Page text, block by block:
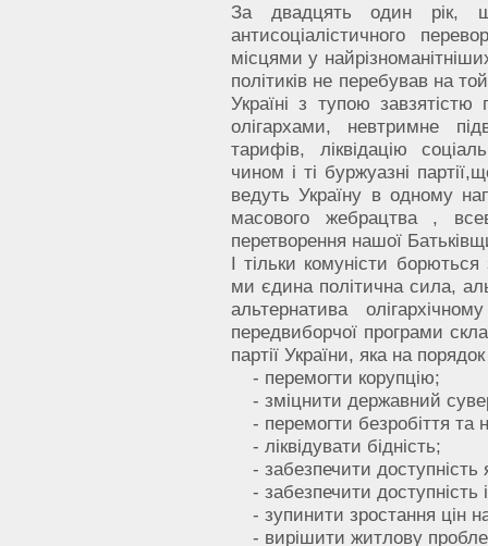
За двадцять один рік,
антисоціалістичного
місцями у
політиків не перебував на
Україні з тупою
олігархами, невтримне
тарифів, ліквідацію
чином і ті буржуазні
ведуть Україну в одному
масового жебрацтва ,
перетворення нашої
І тільки комуністи
ми єдина політична сила,
альтернатива
передвиборчої програми
партії України, яка на
- перемогти корупцію;
- зміцнити державний
- перемогти безробіття та
- ліквідувати бідність;
- забезпечити доступність
- забезпечити доступність і
- зупинити зростання цін
- вирішити житлову